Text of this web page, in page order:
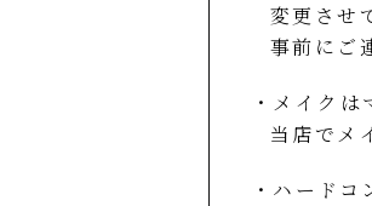
変更させ
事前にご
・メイク
当店でメ
・ハード